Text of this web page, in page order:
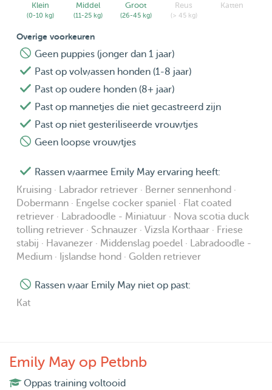
Klein
(0-10 kg)
Middel
(11-25 kg)
Groot
(26-45 kg)
Reus
(> 45 kg)
Katten
Overige voorkeuren
Geen puppies (jonger dan 1 jaar)
Past op volwassen honden (1-8 jaar)
Past op oudere honden (8+ jaar)
Past op mannetjes die niet gecastreerd zijn
Past op niet gesteriliseerde vrouwtjes
Geen loopse vrouwtjes
Rassen waarmee Emily May ervaring heeft:
Kruising · Labrador retriever · Berner sennenhond ·
Dobermann · Engelse cocker spaniel · Flat coated
retriever · Labradoodle - Miniatuur · Nova scotia duck
tolling retriever · Schnauzer · Vizsla Korthaar · Friese
stabij · Havanezer · Middenslag poedel · Labradoodle -
Medium · Ijslandse hond · Golden retriever
Rassen waar Emily May niet op past:
Kat
Emily May op Petbnb
Oppas training voltooid